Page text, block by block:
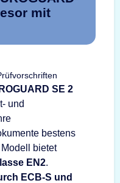
mit
SE 2
und
bestens
bietet
EN2.
ECB-S und